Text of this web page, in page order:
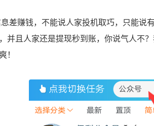
差赚钱，不能说人家投机取巧，只能说
并且人家还是提现秒到账，你说气人不
！